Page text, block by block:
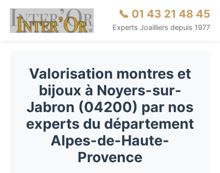
📞 01 43 21 48 45
Experts Joailliers depuis 1977
Valorisation montres et
bijoux à Noyers-sur-
Jabron (04200) par nos
experts du département
Alpes-de-Haute-
Provence